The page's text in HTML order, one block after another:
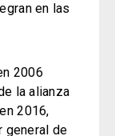
en las
2006
la alianza
2016,
general de